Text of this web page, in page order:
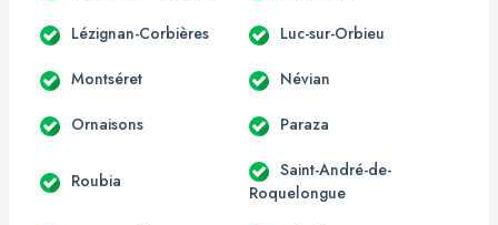
Lézignan-Corbières Luc-sur-Orbieu
Montséret Névian
Ornaisons Paraza
Roubia
Saint-André-de-
Roquelongue